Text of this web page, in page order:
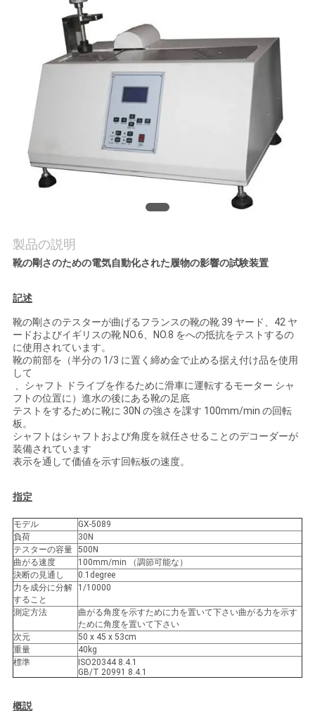
に
連
絡
し
な
さ
い
ニ
ー
ス
引
用
を
要
求
製品の説明
靴の剛さのための電気自動化された履物の影響の試験装置
記述
靴の剛さのテスターが曲げるフランスの靴の靴 39 ヤード、42 ヤ
ードおよびイギリスの靴 NO.6、NO.8 をへの抵抗をテストするの
に使用されています。
靴の前部を（半分の 1/3 に置く締め金で止める据え付け品を使用
して
、シャフト ドライブを作るために滑車に運転するモーター シャ
フトの位置に）進水の後にある靴の足底
テストをするために靴に 30N の強さを課す 100mm/min の回転
板。
シャフトはシャフトおよび角度を就任させることのデコーダーが
装備されています
表示を通して価値を示す回転板の速度。
指定
モデル
GX-5089
負荷
30N
テスターの容量 500N
曲がる速度
100mm/min （調節可能な）
決断の見通し
0.1degree
力を成分に分解
すること
1/10000
測定方法
曲がる角度を示すために力を置いて下さい曲がる力を示す
ために角度を置いて下さい
次元
50 x 45 x 53cm
重量
40kg
標準
ISO20344 8.4.1
GB/T 20991 8.4.1
概説